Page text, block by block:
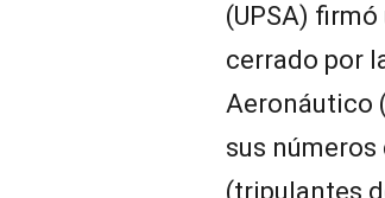
(UPSA)
cerrado por
Aeronáutico
sus
(tripulantes